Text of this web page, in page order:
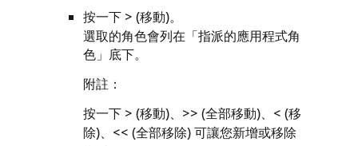
按一下 > (移動)。
選取的角色會列在「指派的應用程式角
色」底下。
附註：
按一下 > (移動)、>> (全部移動)、< (移
除)、<< (全部移除) 可讓您新增或移除